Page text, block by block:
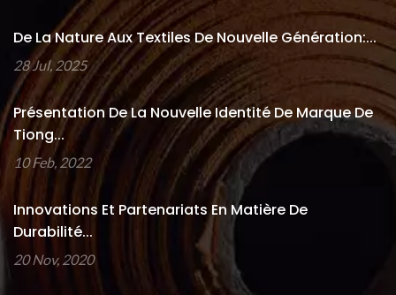
De La Nature Aux Textiles De Nouvelle Génération:...
28 Jul, 2025
Présentation De La Nouvelle Identité De Marque De
Tiong...
10 Feb, 2022
Innovations Et Partenariats En Matière De
Durabilité...
20 Nov, 2020